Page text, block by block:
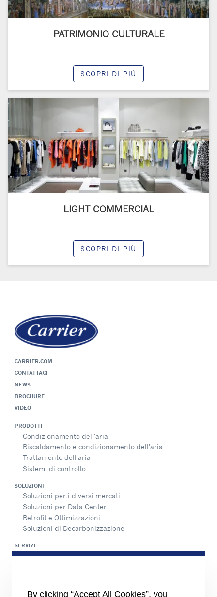
PATRIMONIO CULTURALE
SCOPRI DI PIÙ
LIGHT COMMERCIAL
SCOPRI DI PIÙ
CARRIER.COM
CONTATTACI
NEWS
BROCHURE
VIDEO
PRODOTTI
Condizionamento dell'aria
Riscaldamento e condizionamento dell'aria
Trattamento dell'aria
Sistemi di controllo
SOLUZIONI
Soluzioni per i diversi mercati
Soluzioni per Data Center
Retrofit e Ottimizzazioni
Soluzioni di Decarbonizzazione
SERVIZI
Panoramica dei servizi di assistenza
Fornitori
By clicking “Accept All Cookies”, you